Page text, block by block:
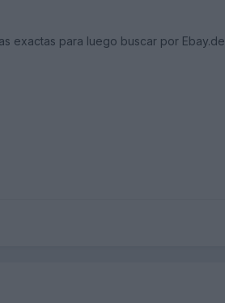
exactas para luego buscar por